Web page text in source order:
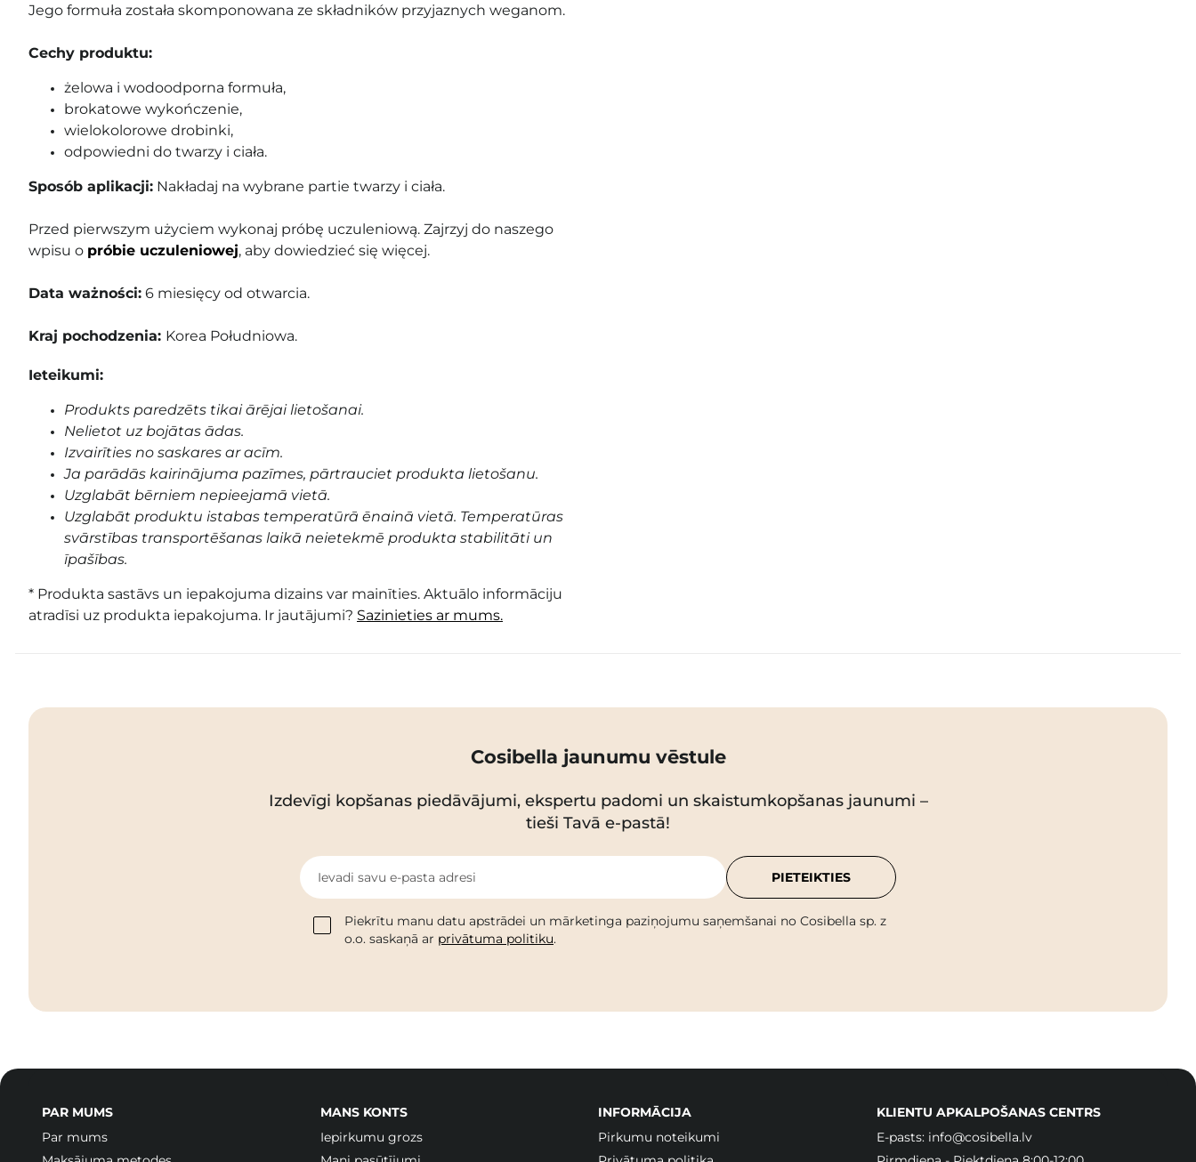
Jego formuła została skomponowana ze składników przyjaznych weganom.
Cechy produktu:
żelowa i wodoodporna formuła,
brokatowe wykończenie,
wielokolorowe drobinki,
odpowiedni do twarzy i ciała.
Sposób aplikacji: Nakładaj na wybrane partie twarzy i ciała.
Przed pierwszym użyciem wykonaj próbę uczuleniową. Zajrzyj do naszego
wpisu o próbie uczuleniowej, aby dowiedzieć się więcej.
Data ważności: 6 miesięcy od otwarcia.
Kraj pochodzenia: Korea Południowa.
Ieteikumi:
Produkts paredzēts tikai ārējai lietošanai.
Nelietot uz bojātas ādas.
Izvairīties no saskares ar acīm.
Ja parādās kairinājuma pazīmes, pārtrauciet produkta lietošanu.
Uzglabāt bērniem nepieejamā vietā.
Uzglabāt produktu istabas temperatūrā ēnainā vietā. Temperatūras
svārstības transportēšanas laikā neietekmē produkta stabilitāti un
īpašības.
* Produkta sastāvs un iepakojuma dizains var mainīties. Aktuālo informāciju
atradīsi uz produkta iepakojuma. Ir jautājumi? Sazinieties ar mums.
Cosibella jaunumu vēstule
Izdevīgi kopšanas piedāvājumi, ekspertu padomi un skaistumkopšanas jaunumi –
tieši Tavā e-pastā!
Ievadi savu e-pasta adresi
Piekrītu manu datu apstrādei un mārketinga paziņojumu saņemšanai no Cosibella sp. z
o.o. saskaņā ar privātuma politiku.
PIETEIKTIES
PAR MUMS
Par mums
MANS KONTS
Iepirkumu grozs
INFORMĀCIJA
Pirkumu noteikumi
KLIENTU APKALPOŠANAS CENTRS
E-pasts: info@cosibella.lv